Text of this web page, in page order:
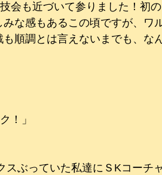
会も近づいて参りました！初
な感もあるこの頃ですが、ワ
順調とは言えないまでも、な
！」
ぶっていた私達にＳKコーチ